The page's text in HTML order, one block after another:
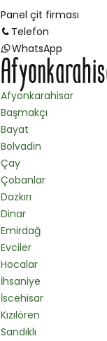
Panel çit firması
Telefon
WhatsApp
Afyonkarahisar
Başmakçı
Bayat
Bolvadin
Çay
Çobanlar
Dazkırı
Dinar
Emirdağ
Evciler
Hocalar
İhsaniye
İscehisar
Kızılören
Sandıklı